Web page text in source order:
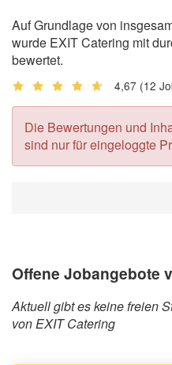
Auf Grundlage von
wurde EXIT Catering mit
bewertet.
4,67 (12
Die Bewertungen und
sind nur für eingeloggte
Offene Jobangebote
Aktuell gibt es keine freien
von EXIT Catering